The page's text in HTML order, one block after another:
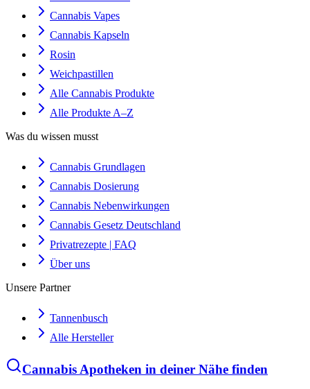
Cannabis Vapes
Cannabis Kapseln
Rosin
Weichpastillen
Alle Cannabis Produkte
Alle Produkte A–Z
Was du wissen musst
Cannabis Grundlagen
Cannabis Dosierung
Cannabis Nebenwirkungen
Cannabis Gesetz Deutschland
Privatrezepte | FAQ
Über uns
Unsere Partner
Tannenbusch
Alle Hersteller
Cannabis Apotheken in deiner Nähe finden